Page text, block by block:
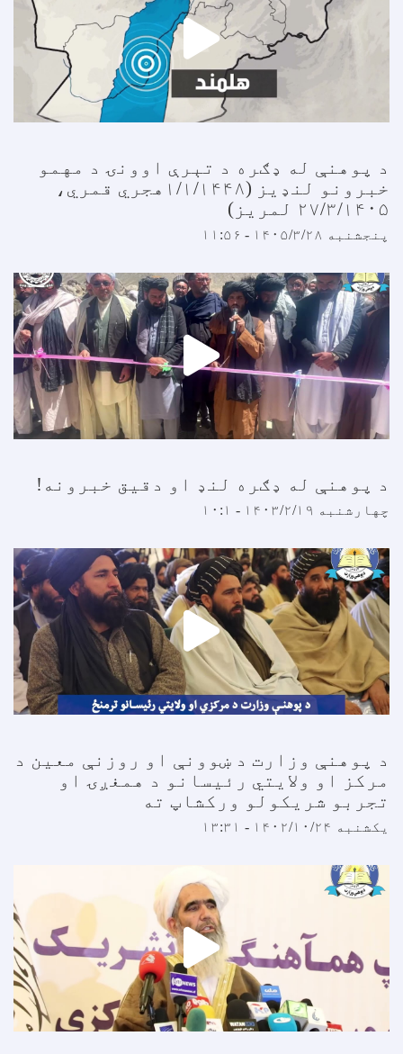
د پوهنې له ډګره د تېرې اوونۍ د مهمو
خبرونو لنډيز (۱/۱/۱۴۴۸هجري قمري،
۲۷/۳/۱۴۰۵ لمریز)
پنجشنبه ۱۴۰۵/۳/۲۸ - ۱۱:۵۶
د پوهنې له ډګره لنډ او دقیق خبرونه!
چهارشنبه ۱۴۰۳/۲/۱۹ - ۱۰:۱
د پوهنې وزارت د ښوونې او روزنې معین د
مرکز او ولایتي رئیسانو د همغږۍ او
تجربو شریکولو ورکشاپ ته
یکشنبه ۱۴۰۲/۱۰/۲۴ - ۱۳:۳۱